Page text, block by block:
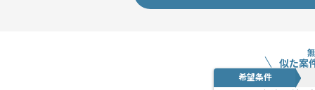
似た案
希望条件